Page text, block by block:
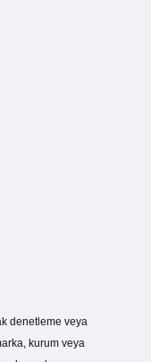
denetleme veya
kurum veya